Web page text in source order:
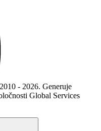
- 2026. Generuje
Global Services